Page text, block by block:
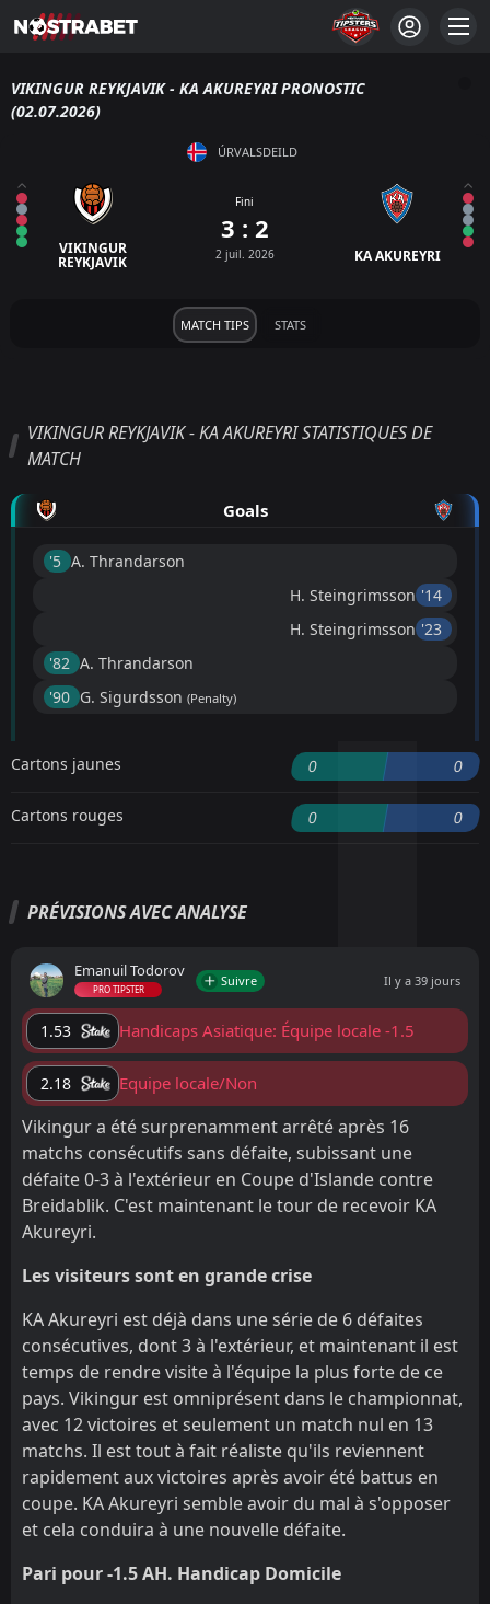
VIKINGUR REYKJAVIK - KA AKUREYRI PRONOSTIC
(02.07.2026)
ÚRVALSDEILD
VIKINGUR
REYKJAVIK
Fini
3 : 2
2 juil. 2026 KA AKUREYRI
MATCH TIPS STATS
VIKINGUR REYKJAVIK - KA AKUREYRI STATISTIQUES DE
MATCH
Goals
'5 ︎ A. Thrandarson
H. Steingrimsson '14 ︎
H. Steingrimsson '23 ︎
'82 ︎ A. Thrandarson
'90 ︎ G. Sigurdsson (Penalty)
Cartons jaunes 0 0
Cartons rouges 0 0
PRÉVISIONS AVEC ANALYSE
Emanuil Todorov
PRO TIPSTER
Suivre Il y a 39 jours
1.53 Handicaps Asiatique: Équipe locale -1.5
2.18 Equipe locale/Non
Vikingur a été surprenamment arrêté après 16
matchs consécutifs sans défaite, subissant une
défaite 0-3 à l'extérieur en Coupe d'Islande contre
Breidablik. C'est maintenant le tour de recevoir KA
Akureyri.
Les visiteurs sont en grande crise
KA Akureyri est déjà dans une série de 6 défaites
consécutives, dont 3 à l'extérieur, et maintenant il est
temps de rendre visite à l'équipe la plus forte de ce
pays. Vikingur est omniprésent dans le championnat,
avec 12 victoires et seulement un match nul en 13
matchs. Il est tout à fait réaliste qu'ils reviennent
rapidement aux victoires après avoir été battus en
coupe. KA Akureyri semble avoir du mal à s'opposer
et cela conduira à une nouvelle défaite.
Pari pour -1.5 AH. Handicap Domicile